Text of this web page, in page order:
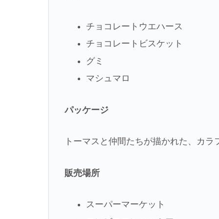
チョコレートウエハース
チョコレートビスケット
グミ
マシュマロ
パッケージ
トーマスと仲間たちが描かれた、カラ
販売場所
スーパーマーケット